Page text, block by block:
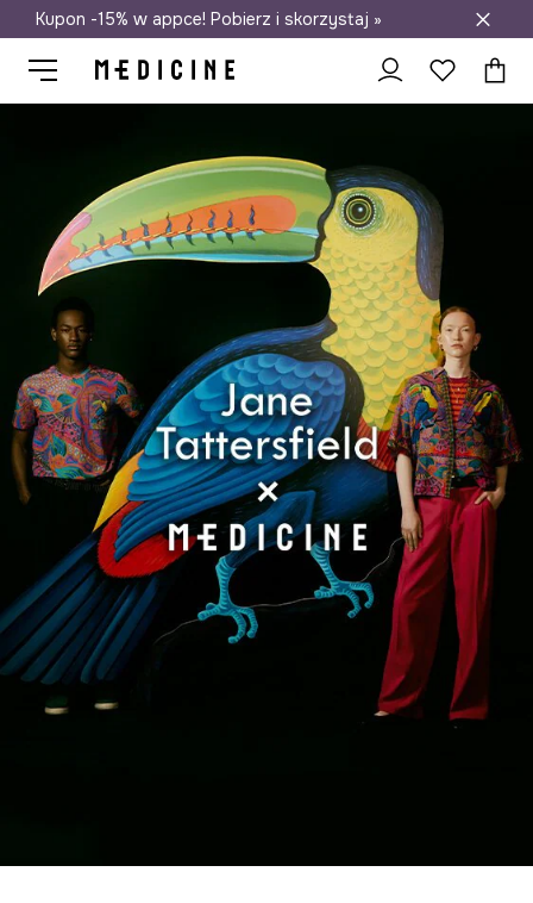
Darmowa dostawa do salonów
Kupon -15% w appce! Pobierz i skorzystaj »